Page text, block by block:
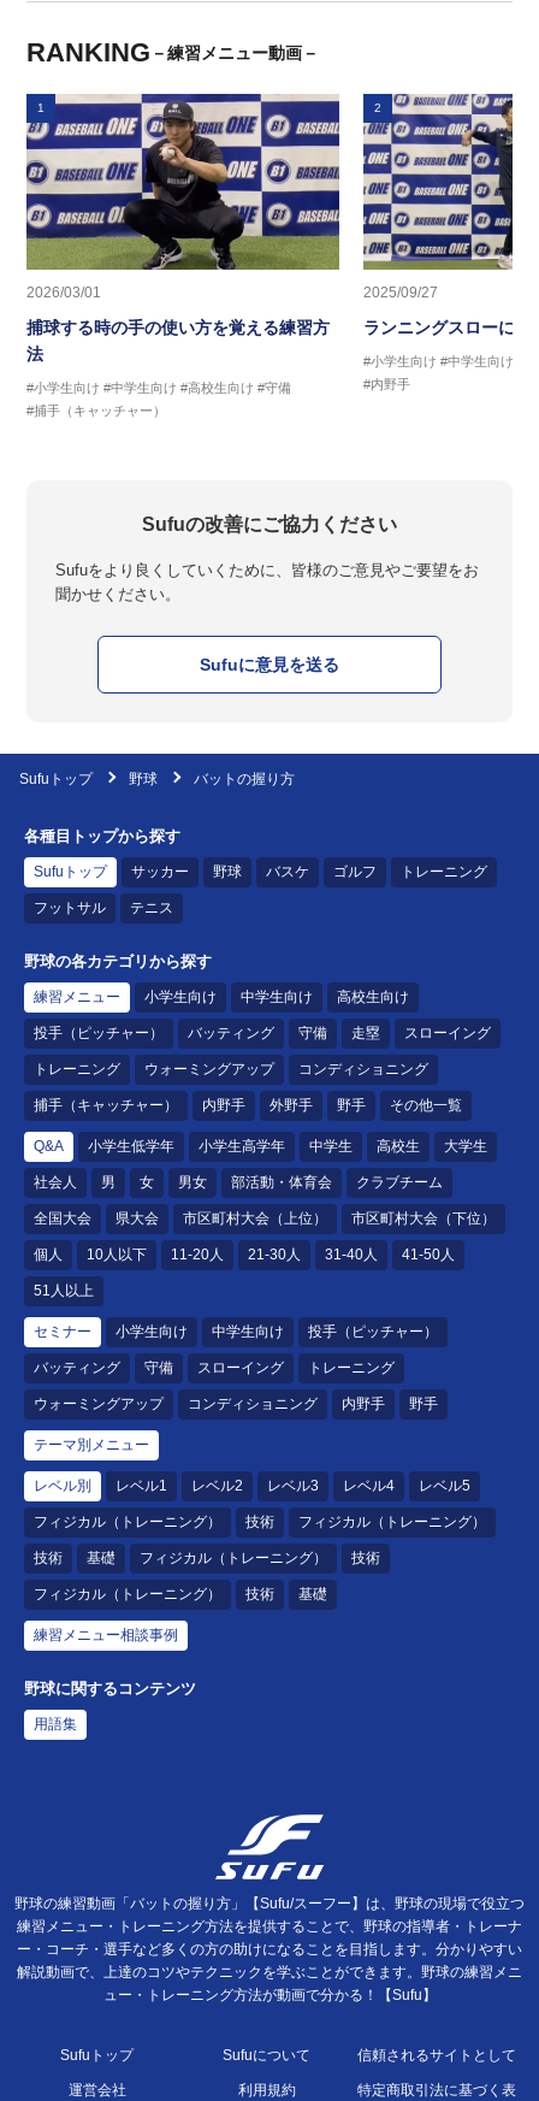
RANKING －練習メニュー動画－
1
2026/03/01
捕球する時の手の使い方を覚える練習方
法
#小学生向け #中学生向け #高校生向け #守備
#捕手（キャッチャー）
2
2025/09/27
ランニングスローに繋
#小学生向け #中学生向け
#内野手
Sufuの改善にご協力ください
Sufuをより良くしていくために、皆様のご意見やご要望をお
聞かせください。
Sufuに意見を送る
Sufuトップ 野球 バットの握り方
各種目トップから探す
Sufuトップ サッカー 野球 バスケ ゴルフ トレーニング
フットサル テニス
野球の各カテゴリから探す
練習メニュー 小学生向け 中学生向け 高校生向け
投手（ピッチャー） バッティング 守備 走塁 スローイング
トレーニング ウォーミングアップ コンディショニング
捕手（キャッチャー） 内野手 外野手 野手 その他一覧
Q&A 小学生低学年 小学生高学年 中学生 高校生 大学生
社会人 男 女 男女 部活動・体育会 クラブチーム
全国大会 県大会 市区町村大会（上位） 市区町村大会（下位）
個人 10人以下 11-20人 21-30人 31-40人 41-50人
51人以上
セミナー 小学生向け 中学生向け 投手（ピッチャー）
バッティング 守備 スローイング トレーニング
ウォーミングアップ コンディショニング 内野手 野手
テーマ別メニュー
レベル別 レベル1 レベル2 レベル3 レベル4 レベル5
フィジカル（トレーニング） 技術 フィジカル（トレーニング）
技術 基礎 フィジカル（トレーニング） 技術
フィジカル（トレーニング） 技術 基礎
練習メニュー相談事例
野球に関するコンテンツ
用語集
野球の練習動画「バットの握り方」【Sufu/スーフー】は、野球の現場で役立つ
練習メニュー・トレーニング方法を提供することで、野球の指導者・トレーナ
ー・コーチ・選手など多くの方の助けになることを目指します。分かりやすい
解説動画で、上達のコツやテクニックを学ぶことができます。野球の練習メニ
ュー・トレーニング方法が動画で分かる！【Sufu】
Sufuトップ Sufuについて 信頼されるサイトとして
運営会社 利用規約 特定商取引法に基づく表